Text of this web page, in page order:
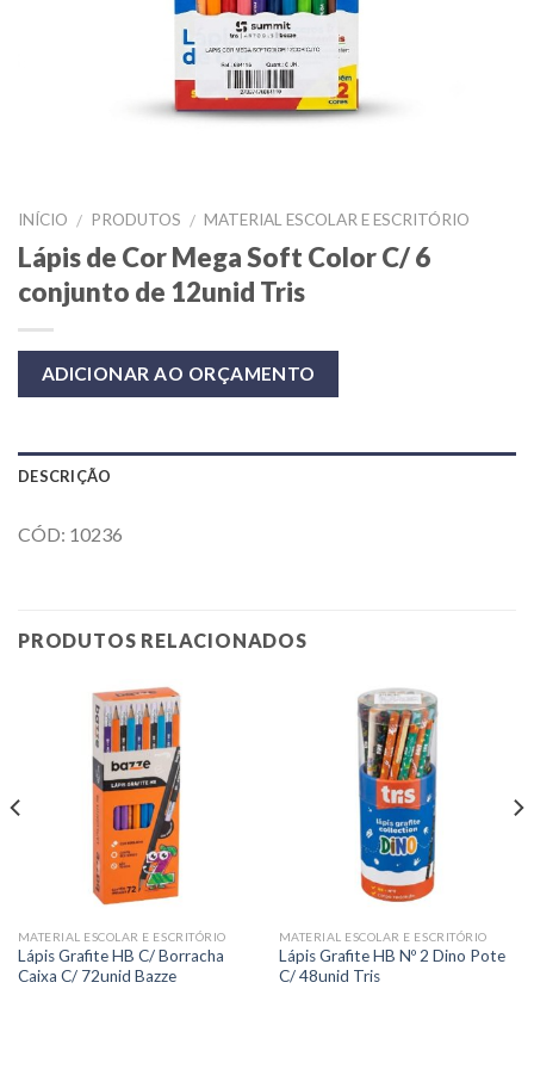
INÍCIO / PRODUTOS / MATERIAL ESCOLAR E ESCRITÓRIO
Lápis de Cor Mega Soft Color C/ 6
conjunto de 12unid Tris
ADICIONAR AO ORÇAMENTO
DESCRIÇÃO
CÓD: 10236
PRODUTOS RELACIONADOS
MATERIAL ESCOLAR E ESCRITÓRIO
Lápis Grafite HB C/ Borracha
Caixa C/ 72unid Bazze
MATERIAL ESCOLAR E ESCRITÓRIO
Lápis Grafite HB Nº 2 Dino Pote
C/ 48unid Tris